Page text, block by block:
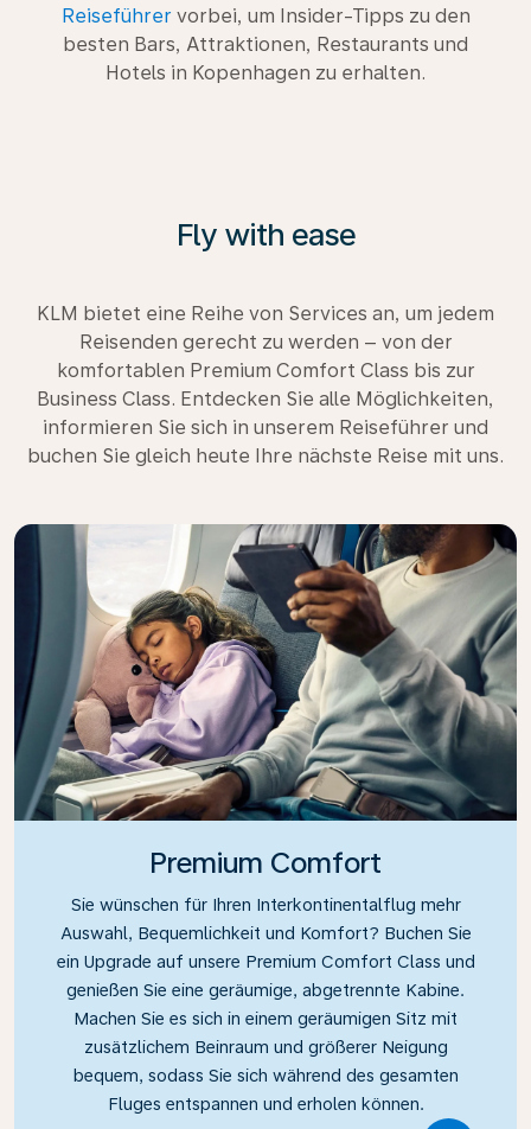
Reiseführer vorbei, um Insider-Tipps zu den
besten Bars, Attraktionen, Restaurants und
Hotels in Kopenhagen zu erhalten.
Fly with ease
KLM bietet eine Reihe von Services an, um jedem
Reisenden gerecht zu werden – von der
komfortablen Premium Comfort Class bis zur
Business Class. Entdecken Sie alle Möglichkeiten,
informieren Sie sich in unserem Reiseführer und
buchen Sie gleich heute Ihre nächste Reise mit uns.
Premium Comfort
Sie wünschen für Ihren Interkontinentalflug mehr
Auswahl, Bequemlichkeit und Komfort? Buchen Sie
ein Upgrade auf unsere Premium Comfort Class und
genießen Sie eine geräumige, abgetrennte Kabine.
Machen Sie es sich in einem geräumigen Sitz mit
zusätzlichem Beinraum und größerer Neigung
bequem, sodass Sie sich während des gesamten
Fluges entspannen und erholen können.